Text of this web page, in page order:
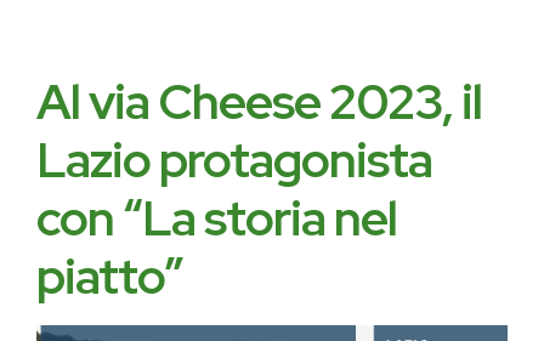
Al via Cheese 2023, il
Lazio protagonista
con “La storia nel
piatto”